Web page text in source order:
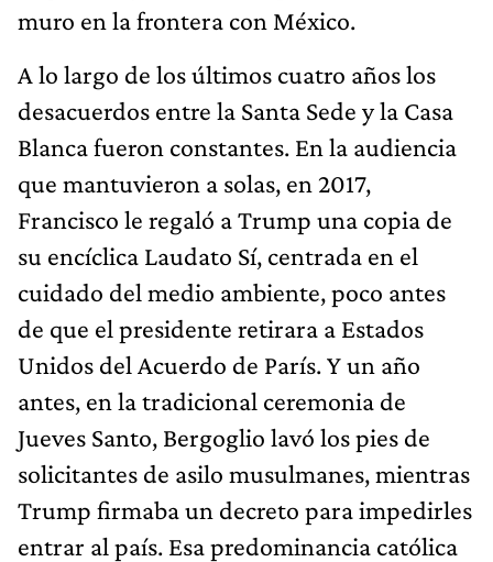
muro en la frontera con México.
A lo largo de los últimos cuatro años los
desacuerdos entre la Santa Sede y la Casa
Blanca fueron constantes. En la audiencia
que mantuvieron a solas, en 2017,
Francisco le regaló a Trump una copia de
su encíclica Laudato Sí, centrada en el
cuidado del medio ambiente, poco antes
de que el presidente retirara a Estados
Unidos del Acuerdo de París. Y un año
antes, en la tradicional ceremonia de
Jueves Santo, Bergoglio lavó los pies de
solicitantes de asilo musulmanes, mientras
Trump firmaba un decreto para impedirles
entrar al país. Esa predominancia católica